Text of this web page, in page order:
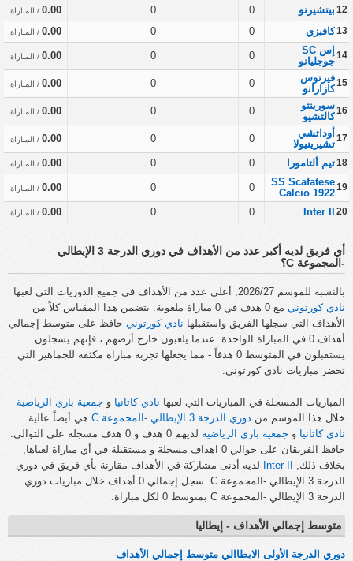
12 بيتشيرنو 0
0
0.00 / المباراة
13كافيزي 0
0
0.00 / المباراة
14
إس SC
جوجليانو
0
0
0.00 / المباراة
15فيرتوس
كازارانو
0
0
0.00 / المباراة
16سورينتو
كالتشيو
0
0
0.00 / المباراة
17 أوداتشي
تشيرينيولا
0
0
0.00 / المباراة
18تيم ألتامورا 0
0
0.00 / المباراة
19
SS Scafatese
Calcio 1922
0
0
0.00 / المباراة
20
Inter II
0
0
0.00 / المباراة
أي فريق لديه أكبر عدد من الأهداف في دوري الدرجة 3 الإيطالي
-المجموعة C؟
بالنسبة للموسم 2026/27, أعلى عدد من الأهداف في جميع الدوريات التي لعبها
نادي كورتوني
مع 0 هدف في 0 مباراة ملعوبة. يتضمن هذا المقياس كلاً من
الأهداف التي سجلها الفريق واستقبلها نادي كورتوني حافظ على متوسط إجمالي
أهداف 0 في المباراة الواحدة. عندما يلعبون خارج أرضهم ، فإنهم يسجلون
يستقبلون في المتوسط 0 هدفاً - مما يجعلها تجربة مباراة مكثفة للجماهير التي
تحضر مباريات نادي كورتوني.
المباريات المسجلة في المباريات التي لعبها نادي كاتانيا و جمعية باري الرياضية
خلال هذا الموسم من دوري الدرجة 3 الإيطالي -المجموعة C
هي أيضاً عالية
نادي كاتانيا و جمعية باري الرياضية
لديهم 0 هدف و 0 هدف مسجلة على التوالي.
حافظ الفريقان على حوالي 0 اهداف مسجلة و مستقبلة في أي مباراة لعباها,
بخلاف ذلك,
Inter II لديه أدنى مشاركة في الأهداف مقارنة بأي فريق في دوري
الدرجة 3 الإيطالي -المجموعة C. سجل إجمالي 0 أهداف خلال مباريات دوري
الدرجة 3 الإيطالي -المجموعة C بمتوسط 0 لكل مباراة.
متوسط إجمالي الأهداف - إيطاليا
دوري الدرجة الأولى الايطاالي متوسط إجمالي الأهداف